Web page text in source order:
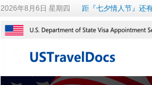
2026年8月6日 星期四 距『七夕情人节』还